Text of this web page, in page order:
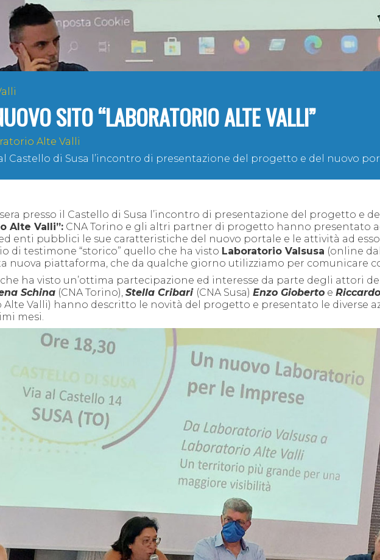
SITO “LABORATORIO ALTE VALLI”
Alte Valli
Castello di Susa l’incontro di presentazione del progetto e del nuovo
presso il Castello di Susa l’incontro di presentazione del progetto e del
Alte Valli”: CNA Torino e gli altri partner di progetto hanno presentato
enti pubblici le sue caratteristiche del nuovo portale e le attività ad esso
di testimone “storico” quello che ha visto Laboratorio Valsusa (online
nuova piattaforma, che da qualche giorno utilizziamo per comunicare
che ha visto un’ottima partecipazione ed interesse da parte degli attori del
Schina (CNA Torino), Stella Cribari (CNA Susa) Enzo Gioberto e Riccardo
Alte Valli) hanno descritto le novità del progetto e presentato le diverse
mesi.